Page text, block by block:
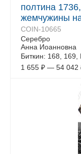
полтина
жемчужины
COIN-10665
Серебро
Анна Иоанновна
Биткин: 168, 169,
1 655 ₽ — 54 042